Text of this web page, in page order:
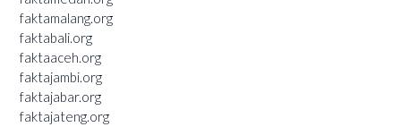
faktamalang.org
faktabali.org
faktaaceh.org
faktajambi.org
faktajabar.org
faktajateng.org